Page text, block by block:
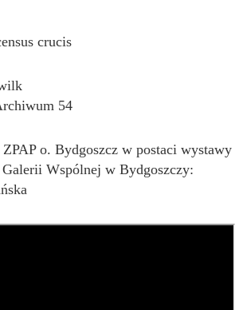
crucis
54
ZPAP o. Bydgoszcz w postaci wystawy
Wspólnej w Bydgoszczy: